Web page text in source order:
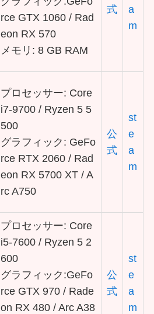
rce GTX 1060 / Rad
eon RX 570
メモリ: 8 GB RAM
式
a
m
プロセッサー: Core
i7-9700 / Ryzen 5 5
500
グラフィック: GeFo
rce RTX 2060 / Rad
eon RX 5700 XT / A
rc A750
公
式
st
e
a
m
プロセッサー: Core
i5-7600 / Ryzen 5 2
600
グラフィック:GeFo
rce GTX 970 / Rade
on RX 480 / Arc A38
公
式
st
e
a
m